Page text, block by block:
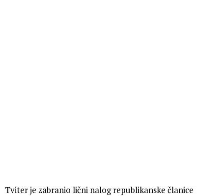
Tviter je zabranio lični nalog republikanske članice